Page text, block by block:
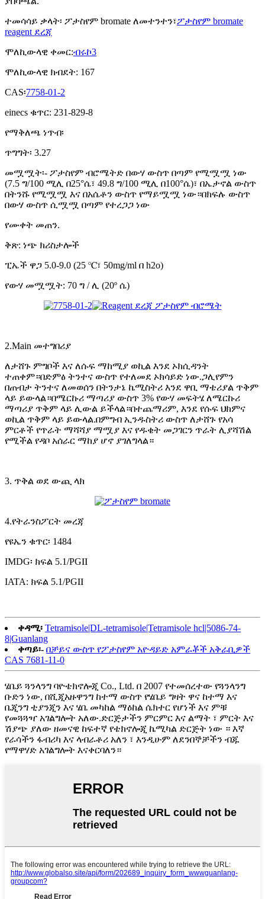
ተመሳሳይ ቃላት፡ ፖታስየም bromate ለመተንተን፣ፖታስየም bromate
reagent ደረጃ
ሞለኪውላዊ ቀመር:ብሩኮ3
ሞለኪውላዊ ክብደት: 167
CAS፡7758-01-2
einecs ቁጥር: 231-829-8
የማቅለጫ ነጥብ፡
ጥግግት፡ 3.27
መሟሟት፡- ፖታስየም ብሮሜትድ በውሃ ውስጥ በጣም የሚሟሟ ነው
(7.5 ግ/100 ሚሊ በ25°ሴ፣ 49.8 ግ/100 ሚሊ በ100°ሴ)፣ በኤታኖል ውስጥ
በትንሹ የሚሟሟ እና በአሴቶን ውስጥ የማይሟሟ ነው።በክፍሉ ውስጥ
በውሃ ውስጥ ሲሟሟ በጣም የተረጋጋ ነው
የሙቀት መጠን.
ቅጽ: ነጭ ክሪስታሎች
ፒኤች ዋጋ 5.0-9.0 (25 ℃፣ 50mg/ml በ h2o)
የውሃ መሟሟት: 70 ግ / ሊ (20º ሴ)
2.Main መተግበሪያ
ለታሸጉ ምግቦች እና ለሱፍ ማከሚያ ወኪል እንደ ኦክሲዳንት
ተጠቀም።በድምፅ ትንተና ውስጥ የተለመደ ኦክሳይድ ነው.ጋሊየምን
በጠብታ ትንተና ለመወሰን በትንታኔ ኬሚስትሪ እንደ ዋቢ ማቴሪያል ጥቅም
ላይ ይውላል።በሜርኩሪ ማጣሪያ ውስጥ 3% የውሃ መፍትሄ ለሜርኩሪ
ማጣሪያ ጥቅም ላይ ሊውል ይችላል።በተጨማሪም, እንደ የሱፍ ህክምና
ወኪል ጥቅም ላይ ይውላል.በምግብ ኢንዱስትሪ ውስጥ ለታሸጉ የአሳ
ምርቶች የጥራት ማሻሻያ ማሟያ እና የዱቄት መጋገርን ጥራት ሊያሻሽል
የሚችል የዳቦ አሰራር ማከያ ሆኖ ያገለግላል።
3. ጥቅል ወደ ውጪ ላክ
4.የትራንስፖርት መረጃ
የዩኤን ቁጥር፡ 1484
IMDG፡ ክፍል 5.1/PGⅡ
IATA: ክፍል 5.1/PGⅡ
ቀዳሚ፡ Tetramisole|DL-tetramisole|Tetramisole hcl|5086-74-
8|Guanlang
ቀጣይ፡- በቻይና ውስጥ የፖታስየም አዮዳይድ አምራቾች አቅራቢዎች
CAS 7681-11-0
ሄቤይ ጓንላንግ ባዮቴክኖሎጂ Co., Ltd. በ 2007 የተመሰረተው የጓንላንግ
ቡድን ነው, በሺጂአዙዋንግ ከተማ ውስጥ የሄቤይ ግዛት ዋና ከተማ እና
ቤጂንግ ቲያንጂን እና ሄቤ መካከል ማዕከል ሴክተር የሆነች እና ምቹ
የመጓጓዣ አገልግሎት አለው.ድርጅታችን ምርምር እና ልማት ፣ ምርት እና
ሽያጭ ያለው ዘመናዊ ከፍተኛ የቴክኖሎጂ ኬሚካል ድርጅት ነው ። እኛ
የራሳችን ፋብሪካ እና ላብራቶሪ አለን ፣ እንዲሁም ለደንበኞቻችን ብጁ
የማዋሃድ አገልግሎት እናቀርባለን።